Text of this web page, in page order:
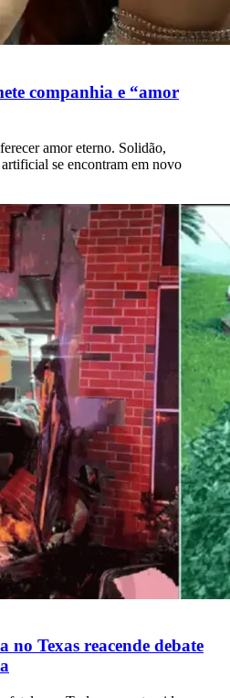
companhia e “amor
amor eterno. Solidão,
se encontram em novo
no Texas reacende debate